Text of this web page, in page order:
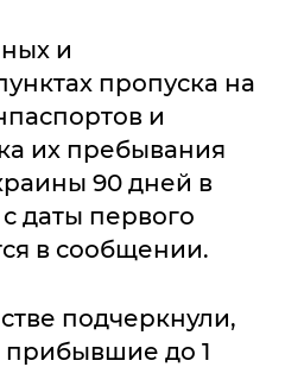
и
пропуска на
и
их пребывания
90 дней в
даты первого
в сообщении.
подчеркнули,
прибывшие до 1